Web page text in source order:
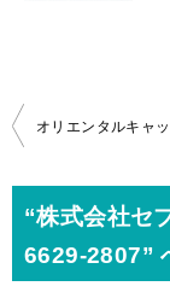
投
ゲ
“株式会社セ
6629-2807”